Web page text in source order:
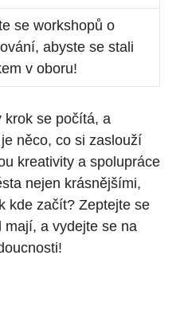
se workshopů o
⁣abyste se stali
v oboru!
krok se‍ počítá, a
něco,⁣ co si zaslouží
⁣kreativity a spolupráce
nejen krásnějšími,
kde začít? Zeptejte se
mají, a vydejte se na